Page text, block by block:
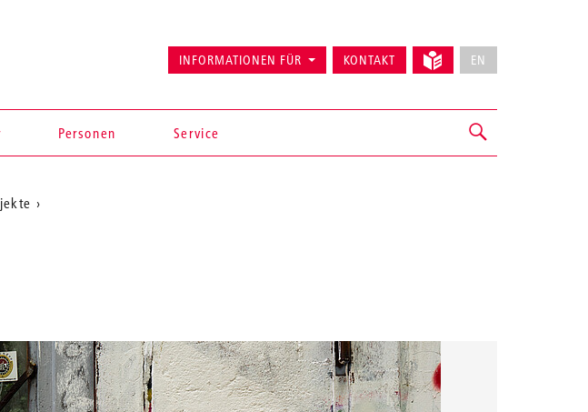
Personen Service
INFORMATIONEN FÜR KONTAKT EN